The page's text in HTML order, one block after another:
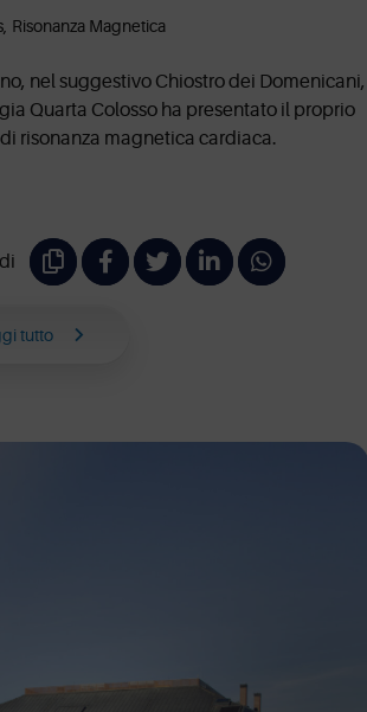
Risonanza Magnetica
nel suggestivo Chiostro dei Domenicani,
Quarta Colosso ha presentato il proprio
risonanza magnetica cardiaca.
tutto